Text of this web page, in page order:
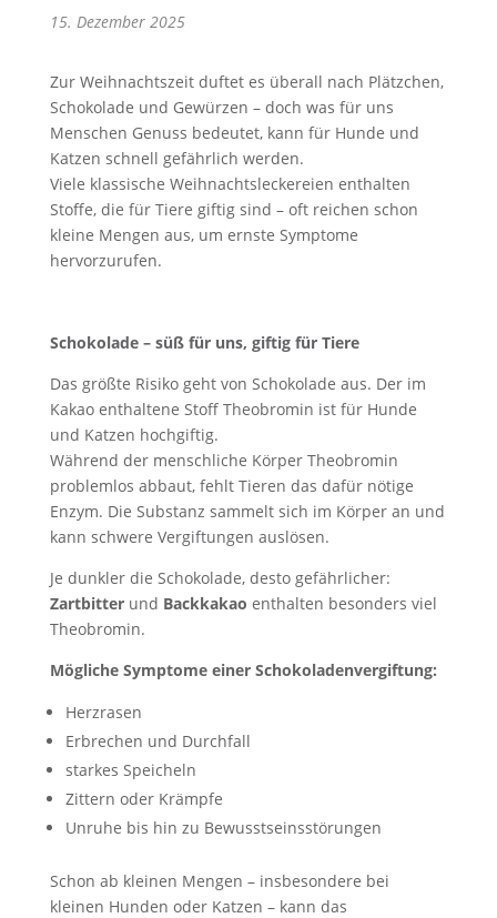
15. Dezember 2025
Zur Weihnachtszeit duftet es überall nach Plätzchen,
Schokolade und Gewürzen – doch was für uns
Menschen Genuss bedeutet, kann für Hunde und
Katzen schnell gefährlich werden.
Viele klassische Weihnachtsleckereien enthalten
Stoffe, die für Tiere giftig sind – oft reichen schon
kleine Mengen aus, um ernste Symptome
hervorzurufen.
Schokolade – süß für uns, giftig für Tiere
Das größte Risiko geht von Schokolade aus. Der im
Kakao enthaltene Stoff Theobromin ist für Hunde
und Katzen hochgiftig.
Während der menschliche Körper Theobromin
problemlos abbaut, fehlt Tieren das dafür nötige
Enzym. Die Substanz sammelt sich im Körper an und
kann schwere Vergiftungen auslösen.
Je dunkler die Schokolade, desto gefährlicher:
Zartbitterund Backkakao enthalten besonders viel
Theobromin.
Mögliche Symptome einer Schokoladenvergiftung:
Herzrasen
Erbrechen und Durchfall
starkes Speicheln
Zittern oder Krämpfe
Unruhe bis hin zu Bewusstseinsstörungen
Schon ab kleinen Mengen – insbesondere bei
kleinen Hunden oder Katzen – kann das